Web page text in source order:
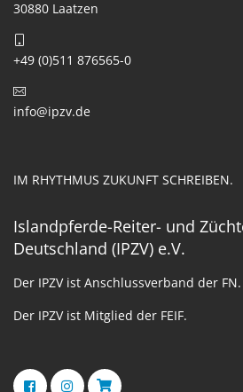
30880 Laatzen
+49 (0)511 876565-0
info@ipzv.de
IM RHYTHMUS ZUKUNFT SCHREIBEN.
Islandpferde-Reiter- und
Deutschland (IPZV) e.V.
Der IPZV ist Anschlussverband der FN.
Der IPZV ist Mitglied der FEIF.